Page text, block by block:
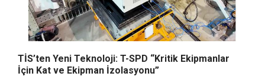
TİS’ten Yeni Teknoloji: T-SPD “Kritik Ekipmanlar
İçin Kat ve Ekipman İzolasyonu”